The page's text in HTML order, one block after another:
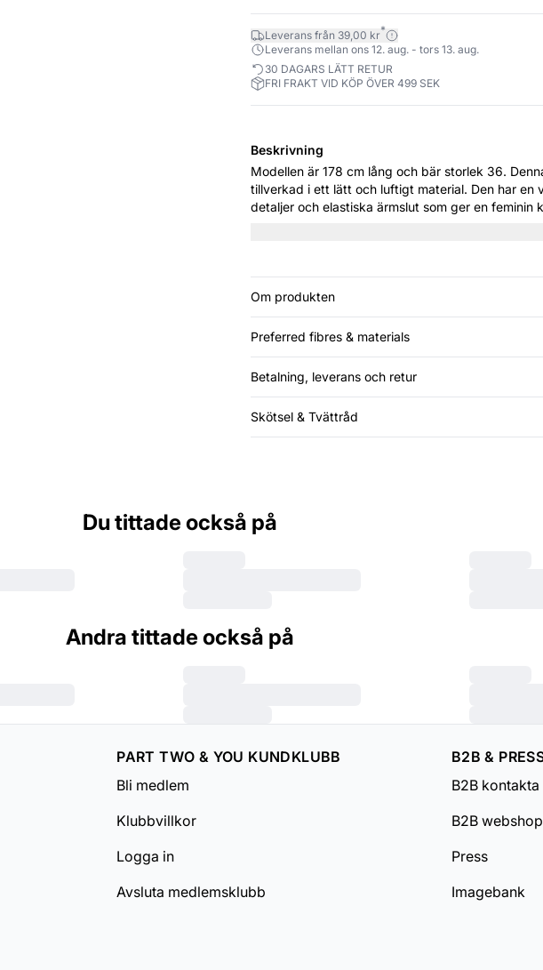
Leverans från 39,00 kr*
Leverans mellan ons 12. aug. - tors 13. aug.
30 DAGARS LÄTT RETUR
FRI FRAKT VID KÖP ÖVER 499 SEK
Beskrivning
Modellen är 178 cm lång och bär storlek 36. Denna fina blus med tryck är
tillverkad i ett lätt och luftigt material. Den har en
detaljer och elastiska ärmslut som ger en feminin
med jeans eller kjolar, och kan enkelt stylas för
Om produkten
Preferred fibres & materials
Betalning, leverans och retur
Skötsel & Tvättråd
Du tittade också på
Andra tittade också på
PART TWO & YOU KUNDKLUBB
Bli medlem
Klubbvillkor
Logga in
Avsluta medlemsklubb
B2B &
B2B kontakta
B2B webshop
Press
Imagebank